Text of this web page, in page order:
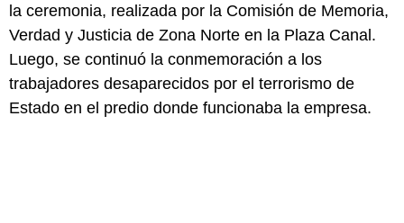
la ceremonia, realizada por la Comisión de Memoria,
Verdad y Justicia de Zona Norte en la Plaza Canal.
Luego, se continuó la conmemoración a los
trabajadores desaparecidos por el terrorismo de
Estado en el predio donde funcionaba la empresa.